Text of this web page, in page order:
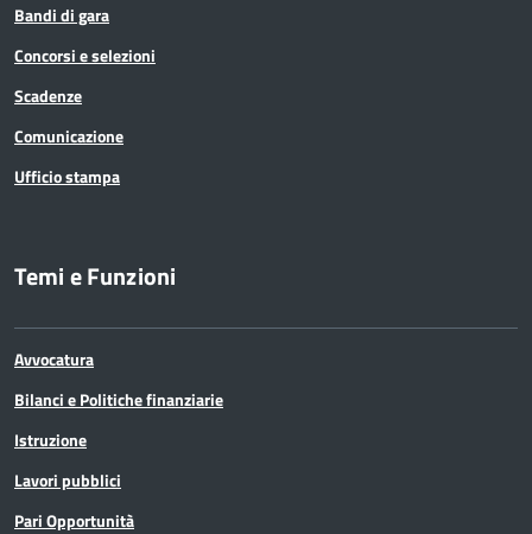
Bandi di gara
Concorsi e selezioni
Scadenze
Comunicazione
Ufficio stampa
Temi e Funzioni
Avvocatura
Bilanci e Politiche finanziarie
Istruzione
Lavori pubblici
Pari Opportunità